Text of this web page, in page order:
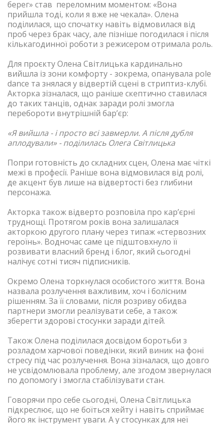
берег» став переломним моментом: «Вона
прийшла тоді, коли я вже не чекала». Олена
поділилася, що спочатку навіть відмовилася від
проб через брак часу, але пізніше погодилася і після
кількагодинної роботи з режисером отримала роль.
Для проєкту Олена Світлицька кардинально
вийшла із зони комфорту - зокрема, опанувала pole
dance та знялася у відвертій сцені в стриптиз-клубі.
Акторка зізналася, що раніше скептично ставилася
до таких танців, однак заради ролі змогла
перебороти внутрішній бар’єр:
«Я вийшла - і просто всі завмерли. А після дубля
аплодували» - поділилась Олега Світлицька
Попри готовність до складних сцен, Олена має чіткі
межі в професії. Раніше вона відмовилася від ролі,
де акцент був лише на відвертості без глибини
персонажа.
Акторка також відверто розповіла про кар’єрні
труднощі. Протягом років вона залишалася
акторкою другого плану через типаж «стервозних
героїнь». Водночас саме це підштовхнуло її
розвивати власний бренд і блог, який сьогодні
налічує сотні тисяч підписників.
Окремо Олена торкнулася особистого життя. Вона
назвала розлучення важливим, хоч і болісним
рішенням. За її словами, після розриву обидва
партнери змогли реалізувати себе, а також
зберегти здорові стосунки заради дітей.
Також Олена поділилася досвідом боротьби з
розладом харчової поведінки, який виник на фоні
стресу під час розлучення. Вона зізналася, що довго
не усвідомлювала проблему, але згодом звернулася
по допомогу і змогла стабілізувати стан.
Говорячи про себе сьогодні, Олена Світлицька
підкреслює, що не боїться хейту і навіть сприймає
його як інструмент уваги. А у стосунках для неї